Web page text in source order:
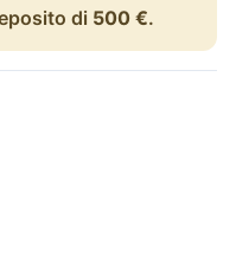
di 500 €.